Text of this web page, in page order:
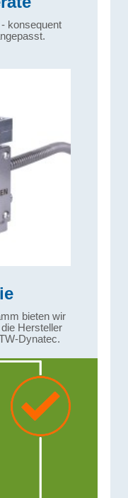
konsequent
bieten wir
Hersteller
Dynatec.